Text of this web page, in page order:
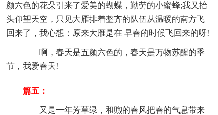
颜六色的花朵引来了爱美的蝴蝶，勤劳的小蜜蜂;我又抬
头仰望天空，只见大雁排着整齐的队伍从温暖的南方飞
回来了，我心想：原来大雁是在 早春的时候飞回来的呀!
啊，春天是五颜六色的，春天是万物苏醒的季
节，我爱春天!
篇五：
又是一年芳草绿，和煦的春风把春的气息带来